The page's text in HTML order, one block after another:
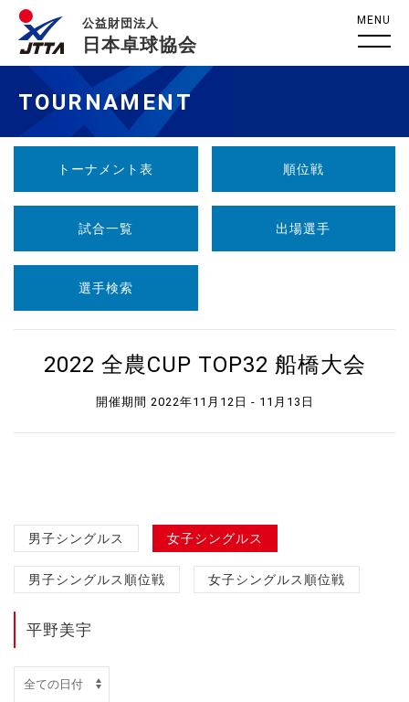
公益財団法人
日本卓球協会
MENU
TOURNAMENT
トーナメント表 順位戦
試合一覧 出場選手
選手検索
2022 全農CUP TOP32 船橋大会
開催期間 2022年11月12日 - 11月13日
男子シングルス 女子シングルス
男子シングルス順位戦 女子シングルス順位戦
平野美宇